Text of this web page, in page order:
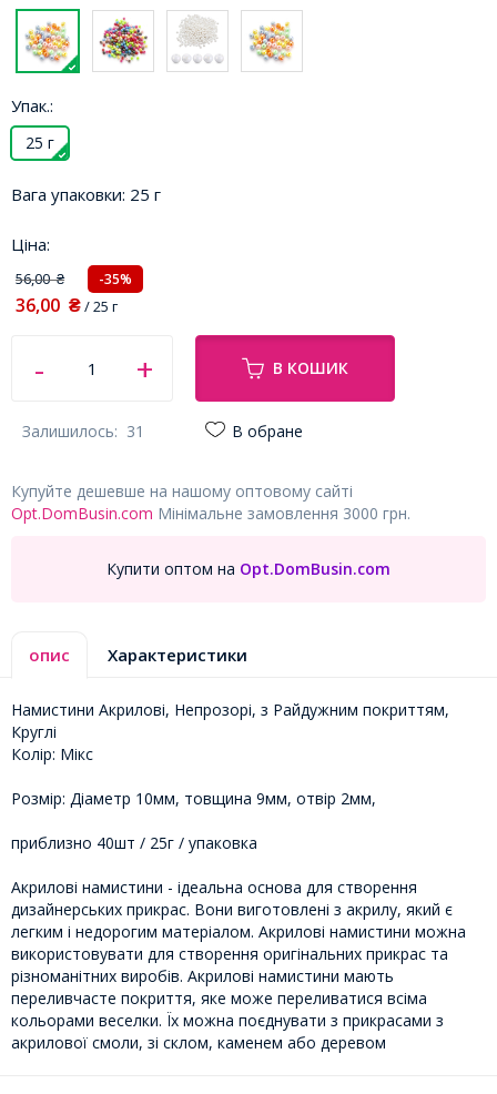
Упак.:
25 г
Вага упаковки: 25 г
Ціна:
56,00₴ -35%
36,00 ₴/ 25 г
В КОШИК
Залишилось: 31 В обране
Купуйте дешевше на нашому оптовому сайті
Opt.DomBusin.com Мінімальне замовлення 3000 грн.
Купити оптом на Opt.DomBusin.com
опис Характеристики
Намистини Акрилові, Непрозорі, з Райдужним покриттям,
Круглі
Колір: Мікс
Розмір: Діаметр 10мм, товщина 9мм, отвір 2мм,
приблизно 40шт / 25г / упаковка
Акрилові намистини - ідеальна основа для створення
дизайнерських прикрас. Вони виготовлені з акрилу, який є
легким і недорогим матеріалом. Акрилові намистини можна
використовувати для створення оригінальних прикрас та
різноманітних виробів. Акрилові намистини мають
переливчасте покриття, яке може переливатися всіма
кольорами веселки. Їх можна поєднувати з прикрасами з
акрилової смоли, зі склом, каменем або деревом